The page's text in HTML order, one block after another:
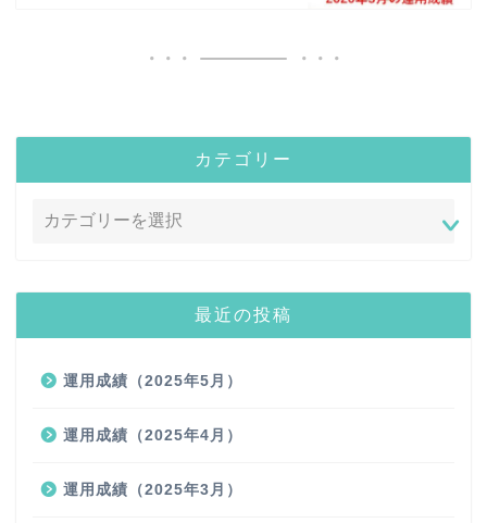
カテゴリー
最近の投稿
運用成績（2025年5月）
運用成績（2025年4月）
運用成績（2025年3月）